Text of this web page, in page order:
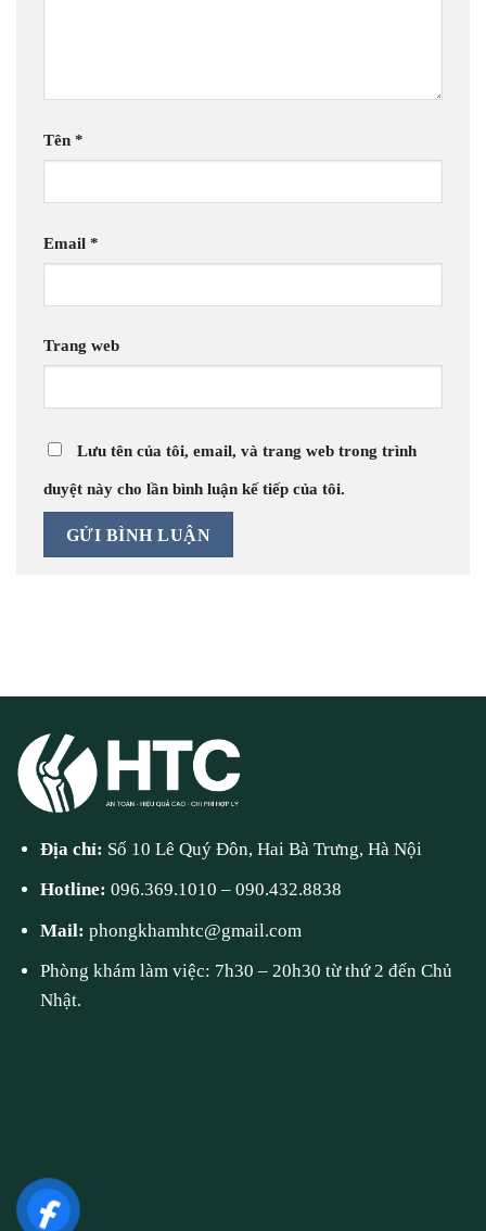
Tên *
Email *
Trang web
Lưu tên của tôi, email, và trang web trong trình
duyệt này cho lần bình luận kế tiếp của tôi.
Địa chỉ: Số 10 Lê Quý Đôn, Hai Bà Trưng, Hà Nội
Hotline:096.369.1010 –090.432.8838
Mail:phongkhamhtc@gmail.com
Phòng khám làm việc: 7h30 – 20h30 từ thứ 2 đến Chủ
Nhật.